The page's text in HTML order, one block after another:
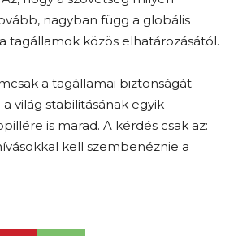
nagyban függ a globális
tagállamok közös elhatározásától.
a tagállamai biztonságát
világ stabilitásának egyik
is marad. A kérdés csak az:
kell szembenéznie a